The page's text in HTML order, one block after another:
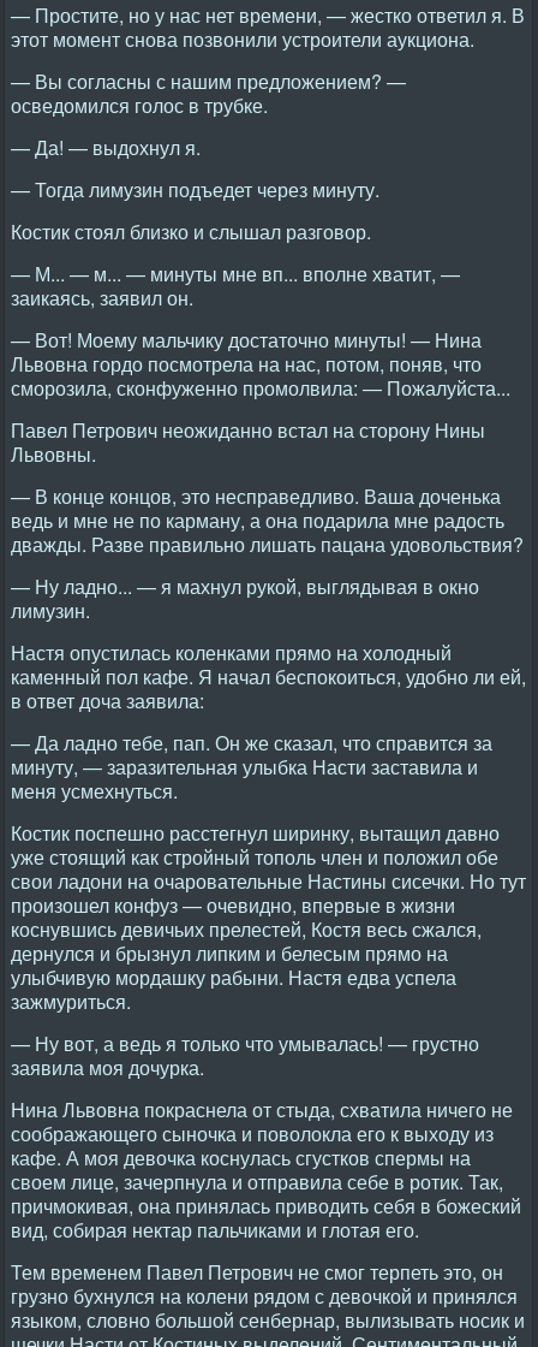
— Простите, но у нас нет времени, — жестко ответил я. В
этот момент снова позвонили устроители аукциона.
— Вы согласны с нашим предложением? —
осведомился голос в трубке.
— Да! — выдохнул я.
— Тогда лимузин подъедет через минуту.
Костик стоял близко и слышал разговор.
— М... — м... — минуты мне вп... вполне хватит, —
заикаясь, заявил он.
— Вот! Моему мальчику достаточно минуты! — Нина
Львовна гордо посмотрела на нас, потом, поняв, что
сморозила, сконфуженно промолвила: — Пожалуйста...
Павел Петрович неожиданно встал на сторону Нины
Львовны.
— В конце концов, это несправедливо. Ваша доченька
ведь и мне не по карману, а она подарила мне радость
дважды. Разве правильно лишать пацана удовольствия?
— Ну ладно... — я махнул рукой, выглядывая в окно
лимузин.
Настя опустилась коленками прямо на холодный
каменный пол кафе. Я начал беспокоиться, удобно ли ей,
в ответ доча заявила:
— Да ладно тебе, пап. Он же сказал, что справится за
минуту, — заразительная улыбка Насти заставила и
меня усмехнуться.
Костик поспешно расстегнул ширинку, вытащил давно
уже стоящий как стройный тополь член и положил обе
свои ладони на очаровательные Настины сисечки. Но тут
произошел конфуз — очевидно, впервые в жизни
коснувшись девичьих прелестей, Костя весь сжался,
дернулся и брызнул липким и белесым прямо на
улыбчивую мордашку рабыни. Настя едва успела
зажмуриться.
— Ну вот, а ведь я только что умывалась! — грустно
заявила моя дочурка.
Нина Львовна покраснела от стыда, схватила ничего не
соображающего сыночка и поволокла его к выходу из
кафе. А моя девочка коснулась сгустков спермы на
своем лице, зачерпнула и отправила себе в ротик. Так,
причмокивая, она принялась приводить себя в божеский
вид, собирая нектар пальчиками и глотая его.
Тем временем Павел Петрович не смог терпеть это, он
грузно бухнулся на колени рядом с девочкой и принялся
языком, словно большой сенбернар, вылизывать носик и